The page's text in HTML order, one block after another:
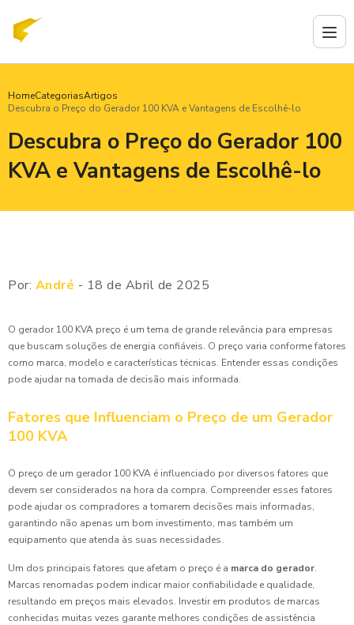
HomeCategoriasArtigos
Descubra o Preço do Gerador 100 KVA e Vantagens de Escolhê-lo
Descubra o Preço do Gerador 100
KVA e Vantagens de Escolhê-lo
Por: André - 18 de Abril de 2025
O gerador 100 KVA preço é um tema de grande relevância para empresas
que buscam soluções de energia confiáveis. O preço varia conforme fatores
como marca, modelo e características técnicas. Entender essas condições
pode ajudar na tomada de decisão mais informada.
Fatores que Influenciam o Preço de um Gerador
100 KVA
O preço de um gerador 100 KVA é influenciado por diversos fatores que
devem ser considerados na hora da compra. Compreender esses fatores
pode ajudar os compradores a tomarem decisões mais informadas,
garantindo não apenas um bom investimento, mas também um
equipamento que atenda às suas necessidades.
Um dos principais fatores que afetam o preço é a marca do gerador.
Marcas renomadas podem indicar maior confiabilidade e qualidade,
resultando em preços mais elevados. Investir em produtos de marcas
conhecidas muitas vezes garante melhores condições de assistência